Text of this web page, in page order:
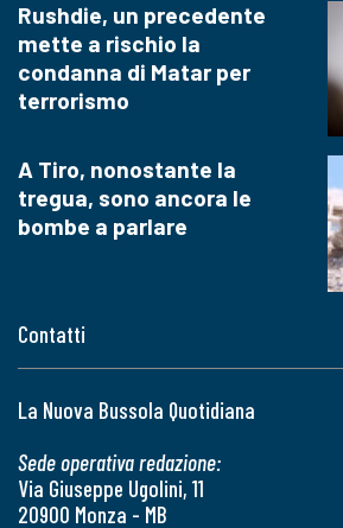
Contatti
La Nuova Bussola Quotidiana
Sede operativa redazione:
Via Giuseppe Ugolini, 11
20900 Monza - MB
Rushdie, un precedente
mette a rischio la
condanna di Matar per
terrorismo
A Tiro, nonostante la
tregua, sono ancora le
bombe a parlare